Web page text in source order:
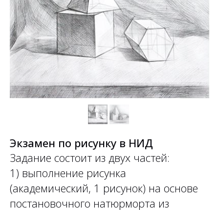
Экзамен по рисунку в НИД
Задание состоит из двух частей:
1) выполнение рисунка
(академический, 1 рисунок) на основе
постановочного натюрморта из